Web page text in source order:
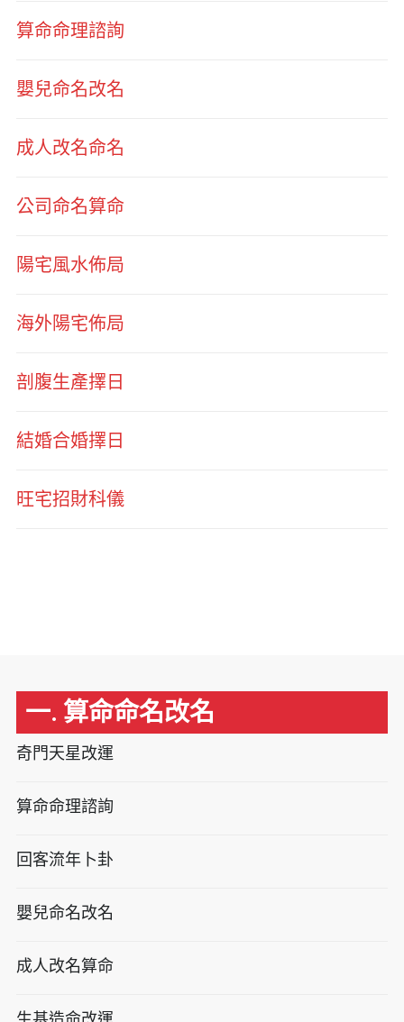
算命命理諮詢
嬰兒命名改名
成人改名命名
公司命名算命
陽宅風水佈局
海外陽宅佈局
剖腹生產擇日
結婚合婚擇日
旺宅招財科儀
一. 算命命名改名
奇門天星改運
算命命理諮詢
回客流年卜卦
嬰兒命名改名
成人改名算命